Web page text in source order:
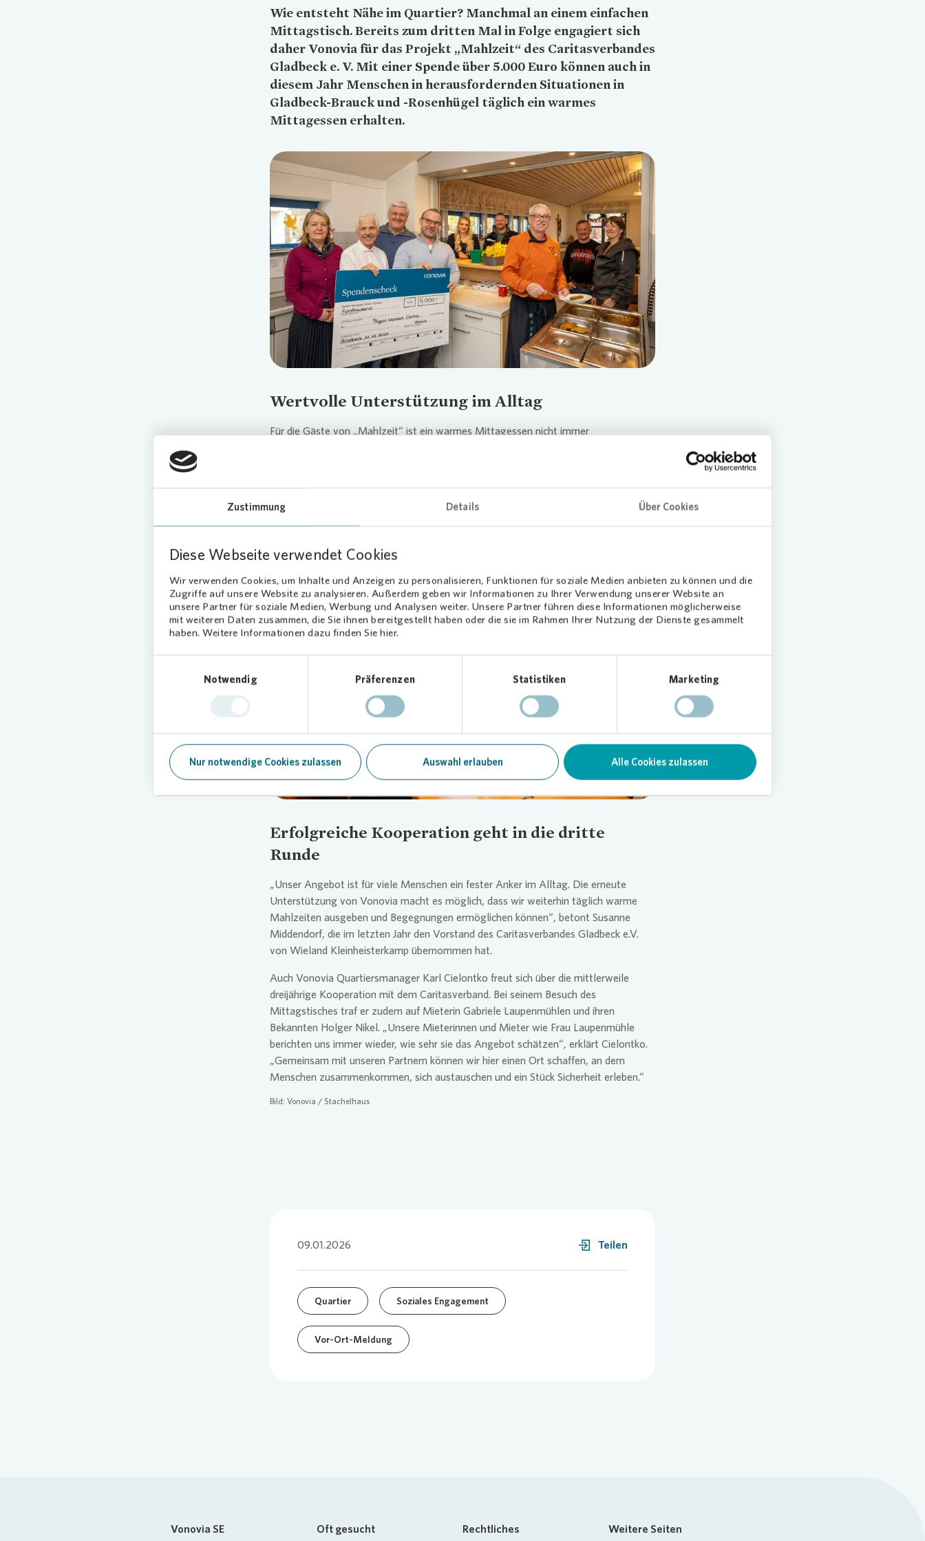
Zustimmung Details Über Cookies
Diese Webseite verwendet Cookies
Wir verwenden Cookies, um Inhalte und Anzeigen zu personalisieren, Funktionen für soziale Medien anbieten zu können und die
Zugriffe auf unsere Website zu analysieren. Außerdem geben wir Informationen zu Ihrer Verwendung unserer Website an
unsere Partner für soziale Medien, Werbung und Analysen weiter. Unsere Partner führen diese Informationen möglicherweise
mit weiteren Daten zusammen, die Sie ihnen bereitgestellt haben oder die sie im Rahmen Ihrer Nutzung der Dienste gesammelt
haben. Weitere Informationen dazu finden Sie hier.
Notwendig
Präferenzen Statistiken Marketing
Nur notwendige Cookies zulassen Auswahl erlauben Alle Cookies zulassen
Wie entsteht Nähe im Quartier? Manchmal an einem einfachen
Mittagstisch. Bereits zum dritten Mal in Folge engagiert sich
daherVonoviafür das Projekt „Mahlzeit“ des Caritasverbandes
Gladbeck e. V. Mit einer Spende über 5.000 Euro können auch in
diesem Jahr Menschen in herausfordernden Situationen in
Gladbeck-Brauck und -Rosenhügel täglich ein warmes
Mittagessen erhalten.
Loading...
Wertvolle Unterstützung im Alltag
Für die Gäste von „Mahlzeit“ ist ein warmes Mittagessen nicht immer
Besucherinnen und Besucher aber weit mehr als ein kostengünstiges Essen: Es ist ein
Ort der Begegnung, an dem Eltern, Seniorinnen und Senioren sowie Menschen in
schwierigen Lebenslagen zusammenkommen und sich austauschen. Die
Mitarbeitenden vor Ort sorgen zudem dafür, dass die Besucherinnen und Besucher
Zugang zu passenden Hilfs- und Unterstützungsangeboten erhalten.
Erfolgreiche Kooperation geht in die dritte
Runde
„Unser Angebot ist für viele Menschen ein fester Anker im Alltag. Die erneute
Unterstützung von Vonovia macht es möglich, dass wir weiterhin täglich warme
Mahlzeiten ausgeben und Begegnungen ermöglichen können“, betont Susanne
Middendorf, die im letzten Jahr den Vorstand des Caritasverbandes Gladbeck e.V.
von Wieland Kleinheisterkamp übernommen hat.
Auch Vonovia Quartiersmanager Karl Cielontko freut sich über die mittlerweile
dreijährige Kooperation mit dem Caritasverband. Bei seinem Besuch des
Mittagstisches traf er zudem auf Mieterin Gabriele Laupenmühlen und ihren
Bekannten Holger Nikel. „Unsere Mieterinnen und Mieter wie Frau Laupenmühle
berichten uns immer wieder, wie sehr sie das Angebot schätzen“, erklärt Cielontko.
„Gemeinsam mit unseren Partnern können wir hier einen Ort schaffen, an dem
Menschen zusammenkommen, sich austauschen und ein Stück Sicherheit erleben.“
Bild: Vonovia / Stachelhaus
09.01.2026 Teilen
Quartier Soziales Engagement
Vor-Ort-Meldung
Vonovia SE Oft gesucht Rechtliches Weitere Seiten